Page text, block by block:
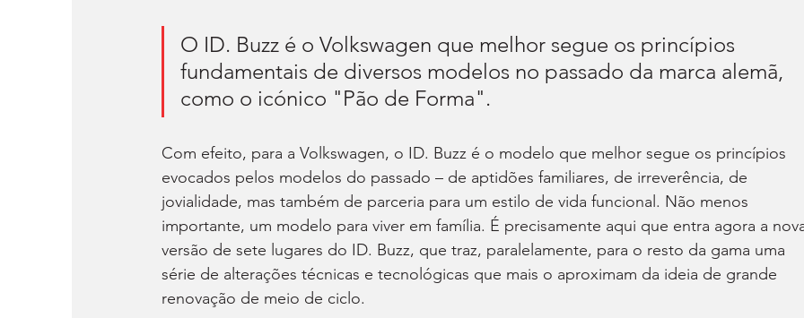
O ID. Buzz é o Volkswagen que melhor segue os princípios
fundamentais de diversos modelos no passado da marca alemã,
como o icónico "Pão de Forma".
Com efeito, para a Volkswagen, o ID. Buzz é o modelo que melhor segue os princípios
evocados pelos modelos do passado – de aptidões familiares, de irreverência, de
jovialidade, mas também de parceria para um estilo de vida funcional. Não menos
importante, um modelo para viver em família. É precisamente aqui que entra agora a
versão de sete lugares do ID. Buzz, que traz, paralelamente, para o resto da gama uma
série de alterações técnicas e tecnológicas que mais o aproximam da ideia de grande
renovação de meio de ciclo.